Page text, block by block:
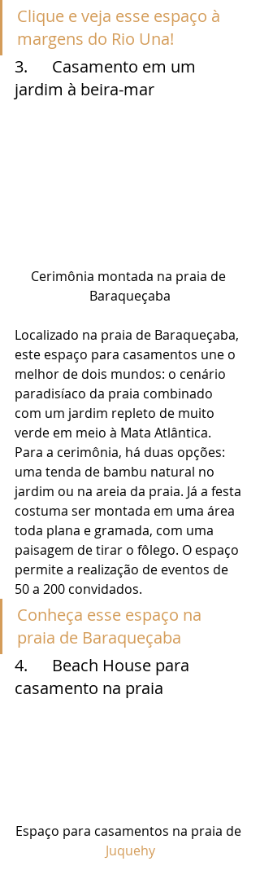
Clique e veja esse espaço à
margens do Rio Una!
3.      Casamento em um
jardim à beira-mar
Cerimônia montada na praia de
Baraqueçaba
Localizado na praia de Baraqueçaba,
este espaço para casamentos une o
melhor de dois mundos: o cenário
paradisíaco da praia combinado
com um jardim repleto de muito
verde em meio à Mata Atlântica.
Para a cerimônia, há duas opções:
uma tenda de bambu natural no
jardim ou na areia da praia. Já a festa
costuma ser montada em uma área
toda plana e gramada, com uma
paisagem de tirar o fôlego. O espaço
permite a realização de eventos de
50 a 200 convidados.
Conheça esse espaço na
praia de Baraqueçaba
4.      Beach House para
casamento na praia
Espaço para casamentos na praia de
Juquehy